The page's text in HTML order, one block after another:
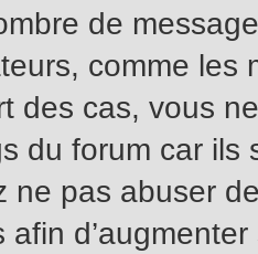
de
comme les
des cas, vous
du forum car ils
ne pas abuser
afin